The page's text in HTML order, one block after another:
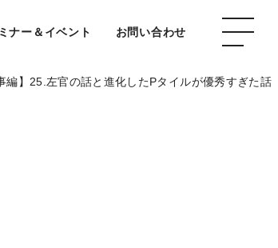
ナー＆イベント お問い合わせ
編】25.左官の話と進化したPタイルが優秀すぎた話